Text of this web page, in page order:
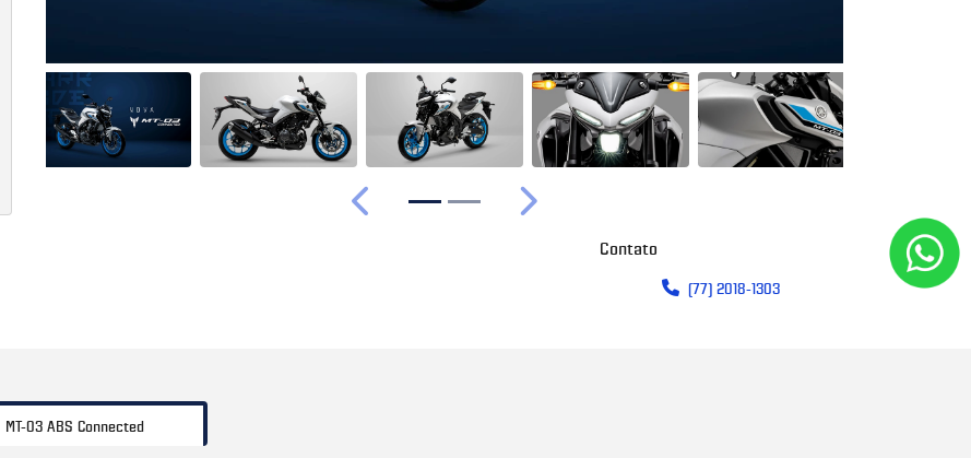
Anterior Próximo
Contato
(77) 2018-1303
MT-03 ABS Connected